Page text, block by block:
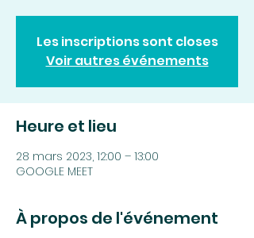
Les inscriptions sont closes
Voir autres événements
Heure et lieu
28 mars 2023, 12:00 – 13:00
GOOGLE MEET
À propos de l'événement